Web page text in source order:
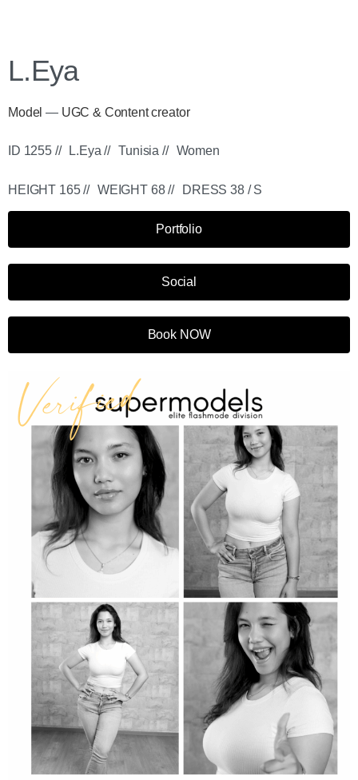
L.Eya
Model — UGC & Content creator
ID 1255 // L.Eya // Tunisia // Women
HEIGHT 165 // WEIGHT 68 // DRESS 38 / S
Portfolio
Social
Book NOW